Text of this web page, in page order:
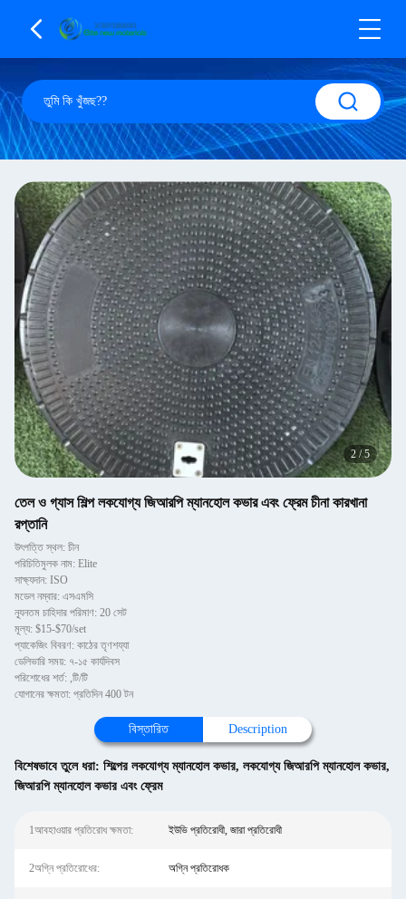
2 /5
তেল ও গ্যাস শিল্প লকযোগ্য জিআরপি ম্যানহোল কভার এবং ফ্রেম চীনা কারখানা
রপ্তানি
উৎপত্তি স্থল: চীন
পরিচিতিমুলক নাম: Elite
সাক্ষ্যদান: ISO
মডেল নম্বার: এসএমসি
ন্যূনতম চাহিদার পরিমাণ: 20 সেট
মূল্য: $15-$70/set
প্যাকেজিং বিবরণ: কাঠের তৃণশয্যা
ডেলিভারি সময়: ৭-১৫ কার্যদিবস
পরিশোধের শর্ত: ,টি/টি
যোগানের ক্ষমতা: প্রতিদিন 400 টন
বিস্তারিত Description
বিশেষভাবে তুলে ধরা: শিল্পের লকযোগ্য ম্যানহোল কভার, লকযোগ্য জিআরপি ম্যানহোল কভার,
জিআরপি ম্যানহোল কভার এবং ফ্রেম
1আবহাওয়ার প্রতিরোধ ক্ষমতা: ইউভি প্রতিরোধী, জারা প্রতিরোধী
2অগ্নি প্রতিরোধের: অগ্নি প্রতিরোধক